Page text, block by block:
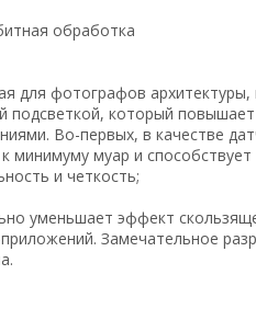
обработка
для фотографов
подсветкой, который
Во-первых, в качестве
минимуму муар и
и четкость;
уменьшает эффект
Замечательное